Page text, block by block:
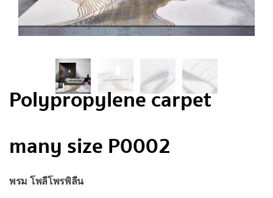
Polypropylene carpet
many size P0002
พรม โพลีโพรพิลีน